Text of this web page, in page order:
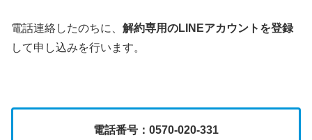
電話連絡したのちに、 解約専用のLINEアカウントを登録
して申し込みを行います。
電話番号：0570-020-331